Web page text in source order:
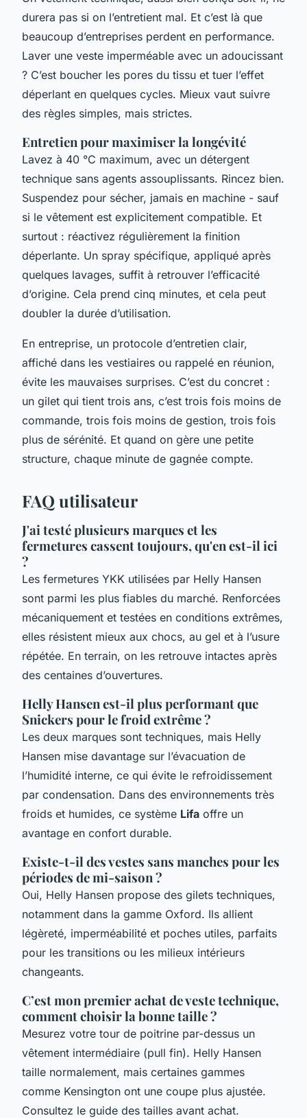
durera pas si on l’entretient mal. Et c’est là que
beaucoup d’entreprises perdent en performance.
Laver une veste imperméable avec un adoucissant
? C’est boucher les pores du tissu et tuer l’effet
déperlant en quelques cycles. Mieux vaut suivre
des règles simples, mais strictes.
Entretien pour maximiser la longévité
Lavez à 40 °C maximum, avec un détergent
technique sans agents assouplissants. Rincez bien.
Suspendez pour sécher, jamais en machine - sauf
si le vêtement est explicitement compatible. Et
surtout : réactivez régulièrement la finition
déperlante. Un spray spécifique, appliqué après
quelques lavages, suffit à retrouver l’efficacité
d’origine. Cela prend cinq minutes, et cela peut
doubler la durée d’utilisation.
En entreprise, un protocole d’entretien clair,
affiché dans les vestiaires ou rappelé en réunion,
évite les mauvaises surprises. C’est du concret :
un gilet qui tient trois ans, c’est trois fois moins de
commande, trois fois moins de gestion, trois fois
plus de sérénité. Et quand on gère une petite
structure, chaque minute de gagnée compte.
FAQ utilisateur
J'ai testé plusieurs marques et les
fermetures cassent toujours, qu'en est-il ici
?
Les fermetures YKK utilisées par Helly Hansen
sont parmi les plus fiables du marché. Renforcées
mécaniquement et testées en conditions extrêmes,
elles résistent mieux aux chocs, au gel et à l’usure
répétée. En terrain, on les retrouve intactes après
des centaines d’ouvertures.
Helly Hansen est-il plus performant que
Snickers pour le froid extrême ?
Les deux marques sont techniques, mais Helly
Hansen mise davantage sur l’évacuation de
l’humidité interne, ce qui évite le refroidissement
par condensation. Dans des environnements très
froids et humides, ce système Lifa offre un
avantage en confort durable.
Existe-t-il des vestes sans manches pour les
périodes de mi-saison ?
Oui, Helly Hansen propose des gilets techniques,
notamment dans la gamme Oxford. Ils allient
légèreté, imperméabilité et poches utiles, parfaits
pour les transitions ou les milieux intérieurs
changeants.
C’est mon premier achat de veste technique,
comment choisir la bonne taille ?
Mesurez votre tour de poitrine par-dessus un
vêtement intermédiaire (pull fin). Helly Hansen
taille normalement, mais certaines gammes
comme Kensington ont une coupe plus ajustée.
Consultez le guide des tailles avant achat.